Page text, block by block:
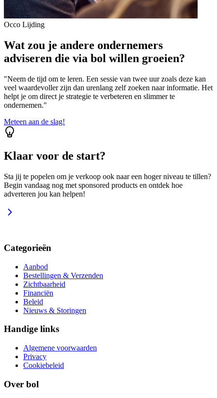
Occo Lijding
Wat zou je andere ondernemers
adviseren die via bol willen groeien?
"Neem de tijd om te leren. Een sessie van twee uur zoals deze kan
veel waardevoller zijn dan urenlang zelf zoeken naar informatie. Het
helpt je om direct je strategie te verbeteren en slimmer te
ondernemen."
Meteen aan de slag!
Klaar voor de start?
Sta jij te popelen om je verkoop ook naar een hoger niveau te tillen?
Begin vandaag nog met sponsored products en ontdek hoe
adverteren jou kan helpen!
Categorieën
Aanbod
Bestellingen & Verzenden
Zichtbaarheid
Financiën
Beleid
Nieuws & Storingen
Handige links
Algemene voorwaarden
Privacy
Cookiebeleid
Over bol